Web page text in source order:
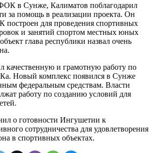
в Сунже, Калиматов поблагодарил
за помощь в реализации проекта. Он
построен для проведения спортивных
и занятий спортом местных юных
глава республики назвал очень
качественную и грамотную работу по
Новый комплекс появился в Сунже
федеральным средствам. Власти
работу по созданию условий для
о готовности Ингушетии к
сотрудничества для удовлетворения
в спортивных объектах.